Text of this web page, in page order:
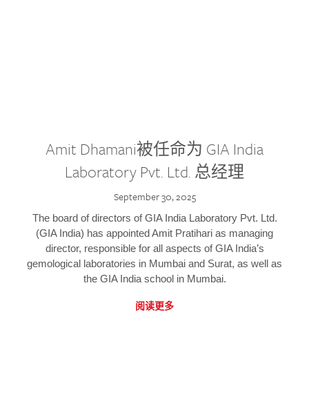
Amit Dhamani被任命为 GIA India
Laboratory Pvt. Ltd. 总经理
September 30, 2025
The board of directors of GIA India Laboratory Pvt. Ltd.
(GIA India) has appointed Amit Pratihari as managing
director, responsible for all aspects of GIA India’s
gemological laboratories in Mumbai and Surat, as well as
the GIA India school in Mumbai.
阅读更多